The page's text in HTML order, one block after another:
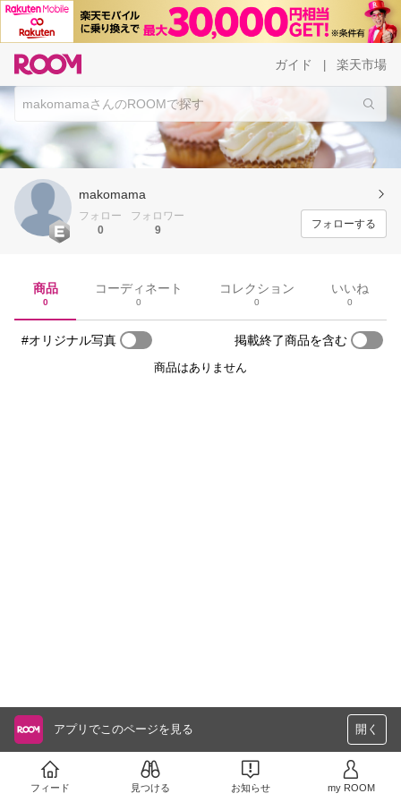
ガイド 楽天市場
makomama
フォロー
0
フォロワー
9
フォローする
商品
0
コーディネート
0
コレクション
0
いいね
0
#オリジナル写真 掲載終了商品を含む
商品はありません
アプリでこのページを見る 開く
フィード 見つける お知らせ my ROOM